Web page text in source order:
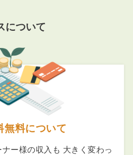
について
無料について
ー様の収入も 大きく変わっ